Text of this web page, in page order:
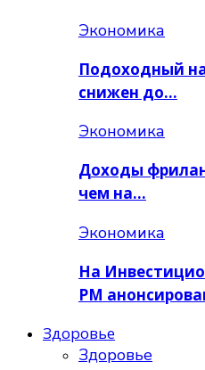
Экономика
Подоходный
снижен до…
Экономика
Доходы
чем на…
Экономика
На
РМ
Здоровье
Здоровье